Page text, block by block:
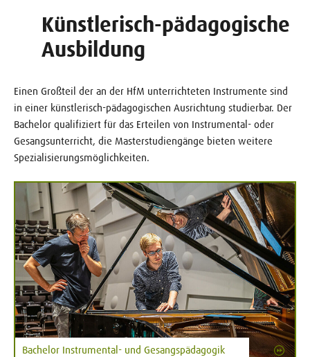
Künstlerisch-pädagogische
Ausbildung
Einen Großteil der an der HfM unterrichteten Instrumente sind
in einer künstlerisch-pädagogischen Ausrichtung studierbar. Der
Bachelor qualifiziert für das Erteilen von Instrumental- oder
Gesangsunterricht, die Masterstudiengänge bieten weitere
Spezialisierungsmöglichkeiten.
Bachelor Instrumental- und Gesangspädagogik